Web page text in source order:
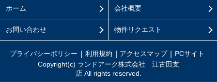
ホーム 会社概要
お問い合わせ 物件リクエスト
プライバシーポリシー 利用規約 アクセスマップ
PCサイト
Copyright(c) ランドアーク株式会社 江古田支
店 All rights reserved.